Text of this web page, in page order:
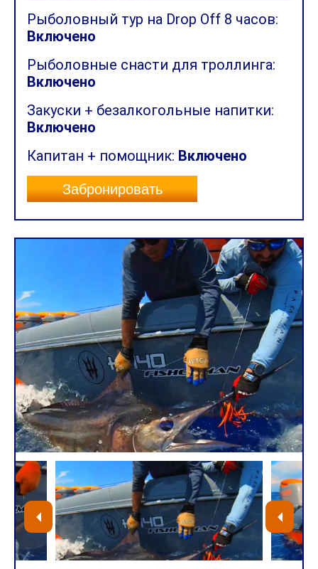
Рыболовный тур на Drop Off 8 часов:
Включено
Рыболовные снасти для троллинга:
Включено
Закуски + безалкогольные напитки:
Включено
Капитан + помощник: Включено
Забронировать